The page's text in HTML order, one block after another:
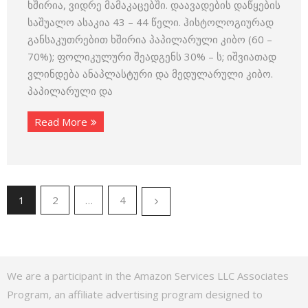
ხშირია, ვიდრე მამაკაცებში. დაავადების დაწყების
საშუალო ასაკია 43 – 44 წელი. ჰისტოლოგიურად
განსაკუთრებით ხშირია პაპილარული კიბო (60 –
70%); ფოლიკულური შეადგენს 30% – ს; იშვიათად
ვლინდება ანაპლასტური და მედულარული კიბო.
პაპილარული და
Read More
1 2 … 4
We are a participant in the Amazon Services LLC Associates
Program, an affiliate advertising program designed to